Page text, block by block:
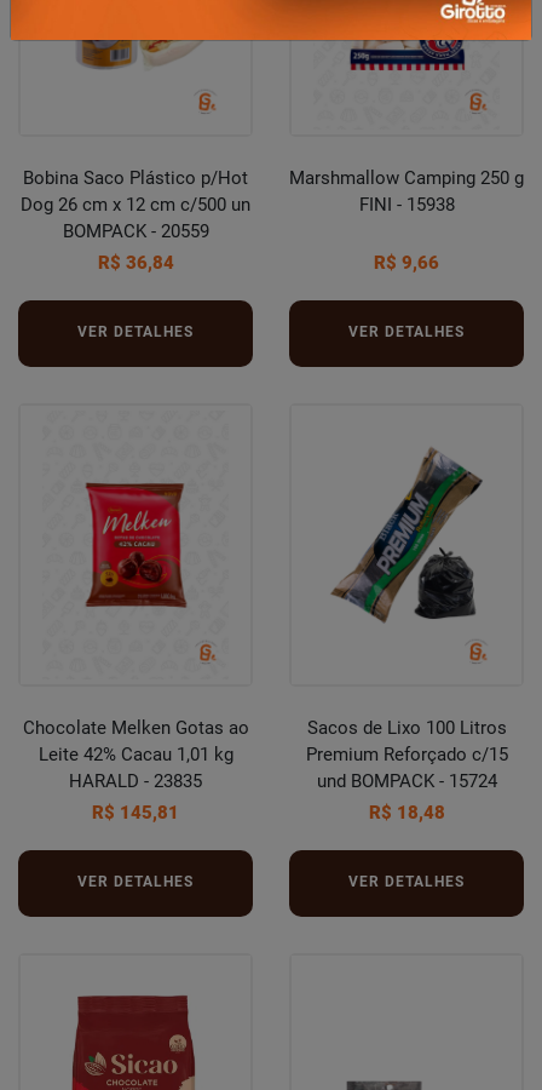
Bobina Saco Plástico p/Hot
Dog 26 cm x 12 cm c/500 un
BOMPACK - 20559
R$ 36,84
VER DETALHES
Marshmallow Camping 250 g
FINI - 15938
R$ 9,66
VER DETALHES
Chocolate Melken Gotas ao
Leite 42% Cacau 1,01 kg
HARALD - 23835
R$ 145,81
VER DETALHES
Sacos de Lixo 100 Litros
Premium Reforçado c/15
und BOMPACK - 15724
R$ 18,48
VER DETALHES